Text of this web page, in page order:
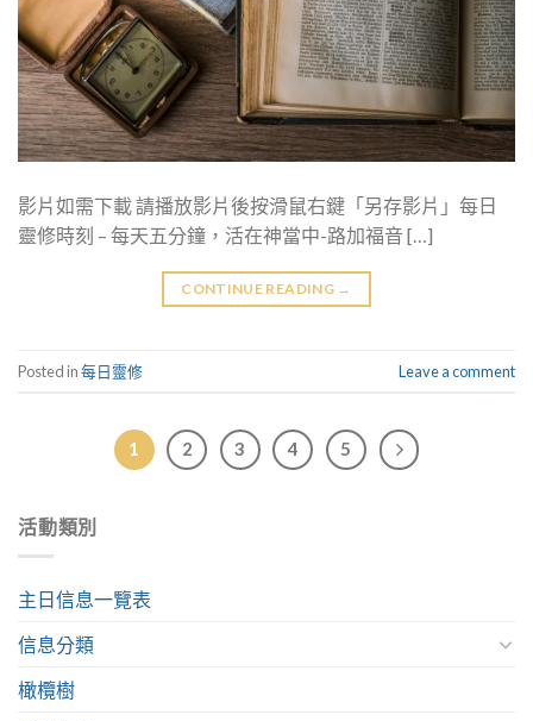
影片如需下載 請播放影片後按滑鼠右鍵「另存影片」每日
靈修時刻 – 每天五分鐘，活在神當中-路加福音 […]
CONTINUE READING →
Posted in每日靈修 Leave a comment
1 2 3 4 5
活動類別
主日信息一覽表
信息分類
橄欖樹